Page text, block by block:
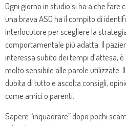
Ogni giorno in studio si ha a che fare
una brava ASO ha il compito di
interlocutore per scegliere la
comportamentale più adatta. Il
interessa subito dei tempi d’attesa,
molto sensibile alle parole utilizzate.
dubita di tutto e ascolta consigli,
come amici o parenti.
Sapere “inquadrare” dopo pochi